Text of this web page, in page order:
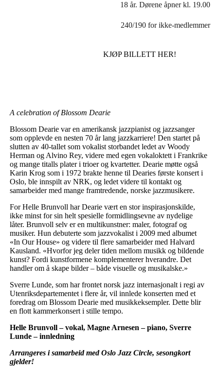
18 år. Dørene åpner kl. 19.00
240/190 for ikke-medlemmer
KJØP BILLETT HER!
A celebration of Blossom Dearie
Blossom Dearie var en amerikansk jazzpianist og jazzsanger
som opplevde en nesten 70 år lang jazzkarriere! Den startet på
slutten av 40-tallet som vokalist storbandet ledet av Woody
Herman og Alvino Rey, videre med egen vokaloktett i Frankrike
og mange titalls plater i trioer og kvartetter. Dearie møtte også
Karin Krog som i 1972 brakte henne til Dearies første konsert i
Oslo, ble innspilt av NRK, og ledet videre til kontakt og
samarbeider med mange framtredende, norske jazzmusikere.
For Helle Brunvoll har Dearie vært en stor inspirasjonskilde,
ikke minst for sin helt spesielle formidlingsevne av nydelige
låter. Brunvoll selv er en multikunstner: maler, fotograf og
musiker. Hun debuterte som jazzvokalist i 2009 med albumet
«In Our House» og videre til flere samarbeider med Halvard
Kausland. «Hvorfor jeg deler tiden mellom musikk og bildende
kunst? Fordi kunstformene komplementerer hverandre. Det
handler om å skape bilder – både visuelle og musikalske.»
Sverre Lunde, som har frontet norsk jazz internasjonalt i regi av
Utenriksdepartementet i flere år, vil innlede konserten med et
foredrag om Blossom Dearie med musikkeksempler. Dette blir
en flott kammerkonsert i stille tempo.
Helle Brunvoll – vokal, Magne Arnesen – piano, Sverre
Lunde – innledning
Arrangeres i samarbeid med Oslo Jazz Circle, sesongkort
gjelder!